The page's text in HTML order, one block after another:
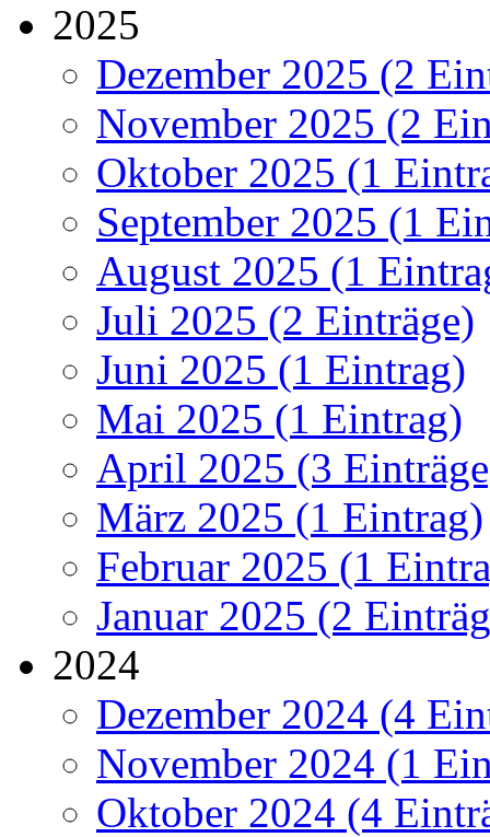
2025
Dezember 2025 (2
November 2025 (2
Oktober 2025 (1
September 2025 (1
August 2025 (1
Juli 2025 (2 Einträge)
Juni 2025 (1 Eintrag)
Mai 2025 (1 Eintrag)
April 2025 (3
März 2025 (1 Eintrag)
Februar 2025 (1
Januar 2025 (2
2024
Dezember 2024 (4
November 2024 (1
Oktober 2024 (4